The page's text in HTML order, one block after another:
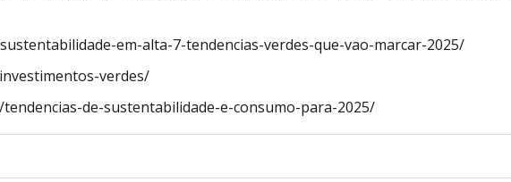
em-alta-7-tendencias-verdes-que-vao-marcar-2025/
verdes/
de-sustentabilidade-e-consumo-para-2025/